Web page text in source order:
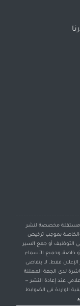
مستقلة مخصصة لنشر
والخاصة بموجب ترخيص
التوظيف أو جمع السير
خاصة، وجميع الأسماء
فقط. لا يتقاضى
لدى الجهة المعلنة
عند إعادة النشر —
الواردة في الضوابط